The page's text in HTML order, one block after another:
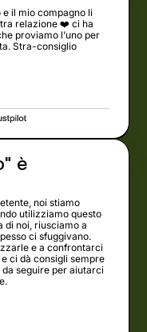
il mio compagno li
relazione ❤️ ci ha
proviamo l’uno per
Stra-consiglio
è
noi stiamo
utilizziamo questo
di noi, riusciamo a
ci sfuggivano.
e a confrontarci
ci dà consigli sempre
seguire per aiutarci